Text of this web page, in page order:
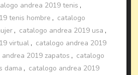
andrea 2019 tenis ,
tenis hombre , catalogo
, catalogo andrea 2019 usa ,
virtual , catalogo andrea 2019
2019 zapatos , catalogo
dama , catalogo andrea 2019